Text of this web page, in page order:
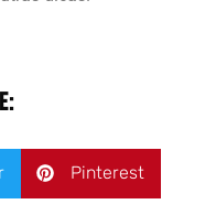
Pinterest